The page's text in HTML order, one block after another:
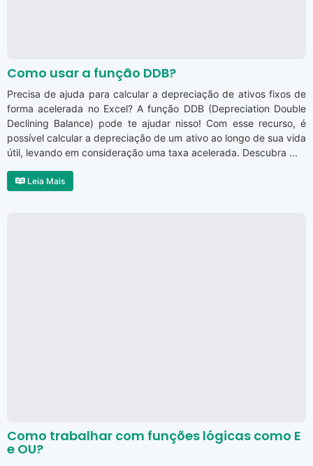
Como usar a função DDB?
Precisa de ajuda para calcular a depreciação de ativos fixos de
forma acelerada no Excel? A função DDB (Depreciation Double
Declining Balance) pode te ajudar nisso! Com esse recurso, é
possível calcular a depreciação de um ativo ao longo de sua vida
útil, levando em consideração uma taxa acelerada. Descubra ...
Leia Mais
Como trabalhar com funções lógicas como E
e OU?